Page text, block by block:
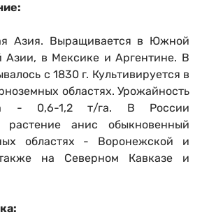
Азия. Выращивается в Южной
в Мексике и Аргентине. В
с 1830 г. Культивируется в
областях. Урожайность
- 0,6-1,2 т/га. В России
растение анис обыкновенный
областях - Воронежской и
на Северном Кавказе и